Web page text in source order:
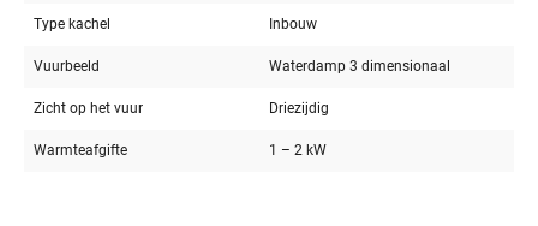
Type kachel Inbouw
Vuurbeeld Waterdamp 3 dimensionaal
Zicht op het vuur Driezijdig
Warmteafgifte 1 – 2 kW